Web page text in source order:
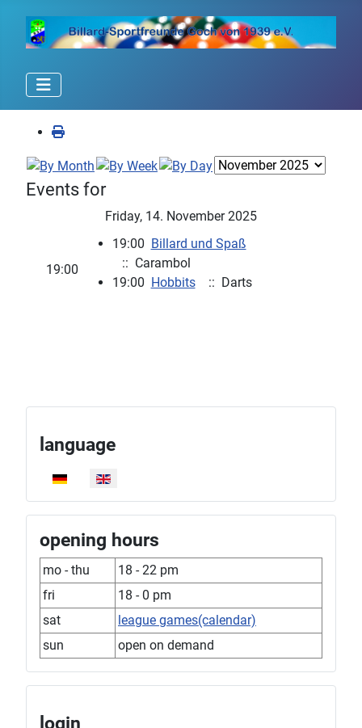
Events for
Friday, 14. November 2025
19:00
19:00 Billard und Spaß
:: Carambol
19:00 Hobbits :: Darts
Select your language
language
opening hours
mo - thu
18 - 22 pm
fri
18 - 0 pm
sat
league games(calendar)
sun
open on demand
login